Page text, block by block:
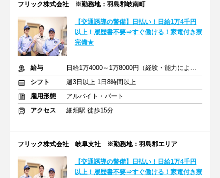
フリック株式会社 ※勤務地：羽島郡岐南町
【交通誘導の警備】日払い！日給1万4千円
以上！履歴書不要⇒すぐ働ける！家電付き寮
完備★
給与
日給1万4000～1万8000円（経験・能力による）
シフト
週3日以上 1日8時間以上
雇用形態
アルバイト・パート
アクセス
細畑駅 徒歩15分
フリック株式会社 岐阜支社 ※勤務地：羽島郡エリア
【交通誘導の警備】日払い！日給1万4千円
以上！履歴書不要⇒すぐ働ける！家電付き寮